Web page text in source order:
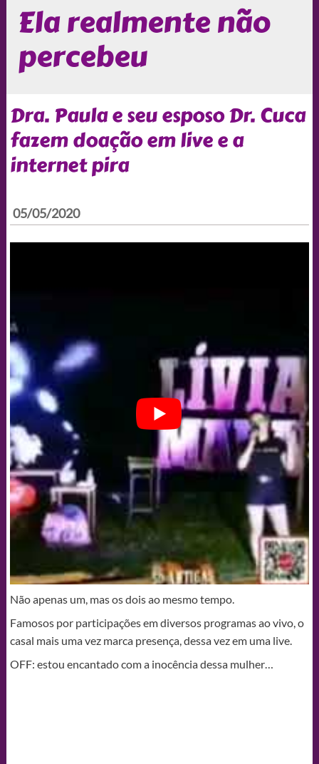
Ela realmente não
percebeu
Dra. Paula e seu esposo Dr. Cuca
fazem doação em live e a
internet pira
05/05/2020
Não apenas um, mas os dois ao mesmo tempo.
Famosos por participações em diversos programas ao vivo, o
casal mais uma vez marca presença, dessa vez em uma live.
OFF: estou encantado com a inocência dessa mulher…